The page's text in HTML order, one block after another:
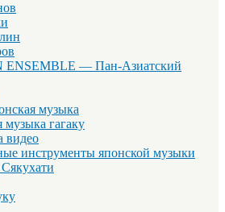
ENSEMBLE — Пан-Азиатский
музыка
гагаку
видео
инструменты японской музыки